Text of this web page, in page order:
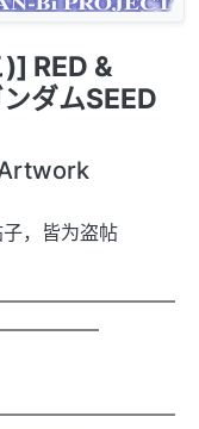
RED &
ダムSEED
，皆为盗帖